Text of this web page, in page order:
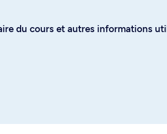
du cours et autres informations